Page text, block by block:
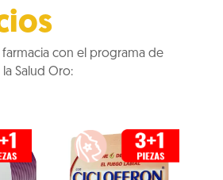
con el programa de
Salud Oro: